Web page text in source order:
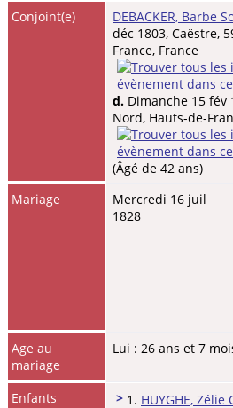
Conjoint(e) DEBACKER, Barbe
déc 1803, Caëstre,
France, France
d. Dimanche 15 fév
Nord, Hauts-de-
(Âgé de 42 ans)
Mariage
Mercredi 16 juil
1828
Age au
mariage
Lui : 26 ans et 7
Enfants > 1. HUYGHE,